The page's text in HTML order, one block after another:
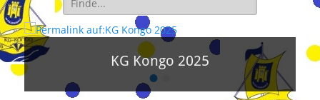
nach:
••
KG Kongo 2025
e